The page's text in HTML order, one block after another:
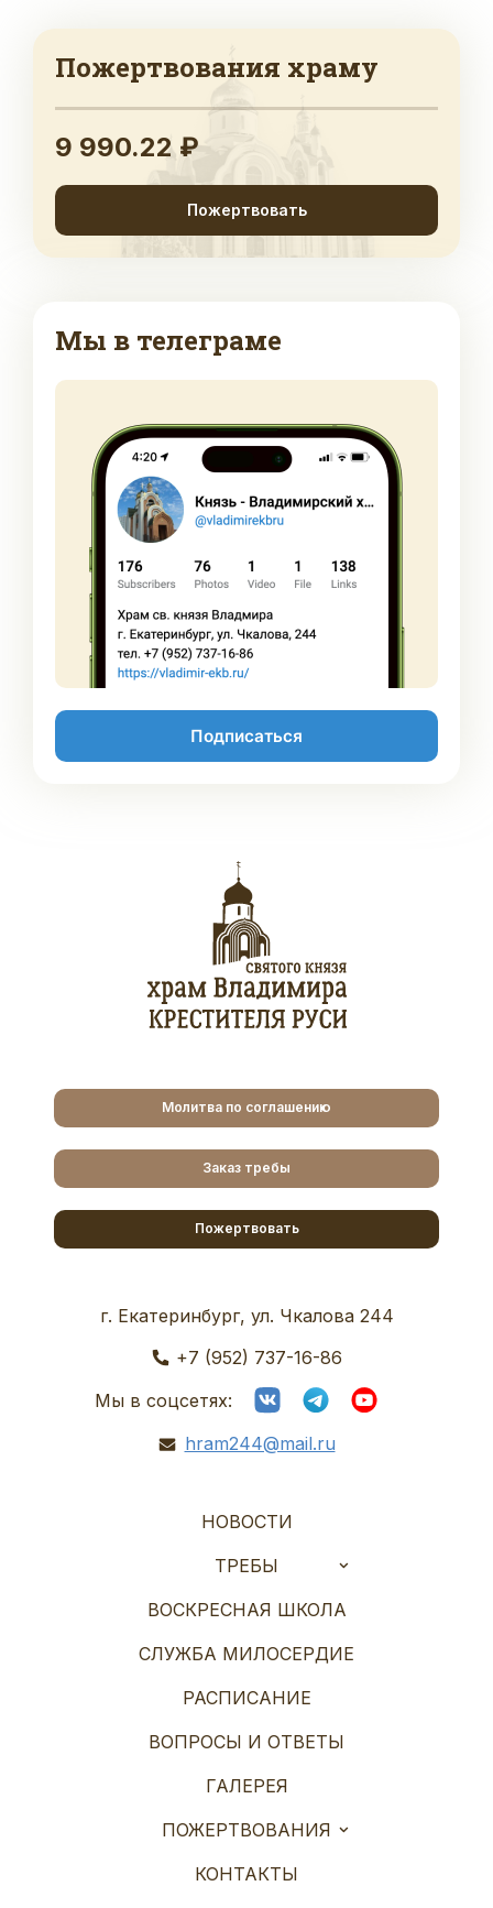
Пожертвования храму
9 990.22 ₽
Пожертвовать
Мы в телеграме
Подписаться
Молитва по соглашению
Заказ требы
Пожертвовать
г. Екатеринбург, ул. Чкалова 244
+7 (952) 737-16-86
Мы в соцсетях:
hram244@mail.ru
НОВОСТИ
ТРЕБЫ
ВОСКРЕСНАЯ ШКОЛА
СЛУЖБА МИЛОСЕРДИЕ
РАСПИСАНИЕ
ВОПРОСЫ И ОТВЕТЫ
ГАЛЕРЕЯ
ПОЖЕРТВОВАНИЯ
КОНТАКТЫ